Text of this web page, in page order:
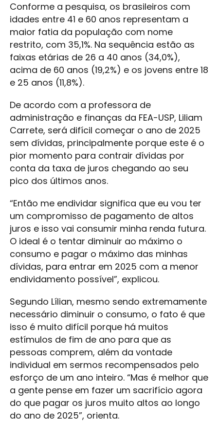
Conforme a pesquisa, os brasileiros com
idades entre 41 e 60 anos representam a
maior fatia da população com nome
restrito, com 35,1%. Na sequência estão as
faixas etárias de 26 a 40 anos (34,0%),
acima de 60 anos (19,2%) e os jovens entre 18
e 25 anos (11,8%).
De acordo com a professora de
administração e finanças da FEA-USP, Liliam
Carrete, será difícil começar o ano de 2025
sem dívidas, principalmente porque este é o
pior momento para contrair dívidas por
conta da taxa de juros chegando ao seu
pico dos últimos anos.
“Então me endividar significa que eu vou ter
um compromisso de pagamento de altos
juros e isso vai consumir minha renda futura.
O ideal é o tentar diminuir ao máximo o
consumo e pagar o máximo das minhas
dívidas, para entrar em 2025 com a menor
endividamento possível”, explicou.
Segundo Lílian, mesmo sendo extremamente
necessário diminuir o consumo, o fato é que
isso é muito difícil porque há muitos
estímulos de fim de ano para que as
pessoas comprem, além da vontade
individual em sermos recompensados pelo
esforço de um ano inteiro. “Mas é melhor que
a gente pense em fazer um sacrifício agora
do que pagar os juros muito altos ao longo
do ano de 2025”, orienta.